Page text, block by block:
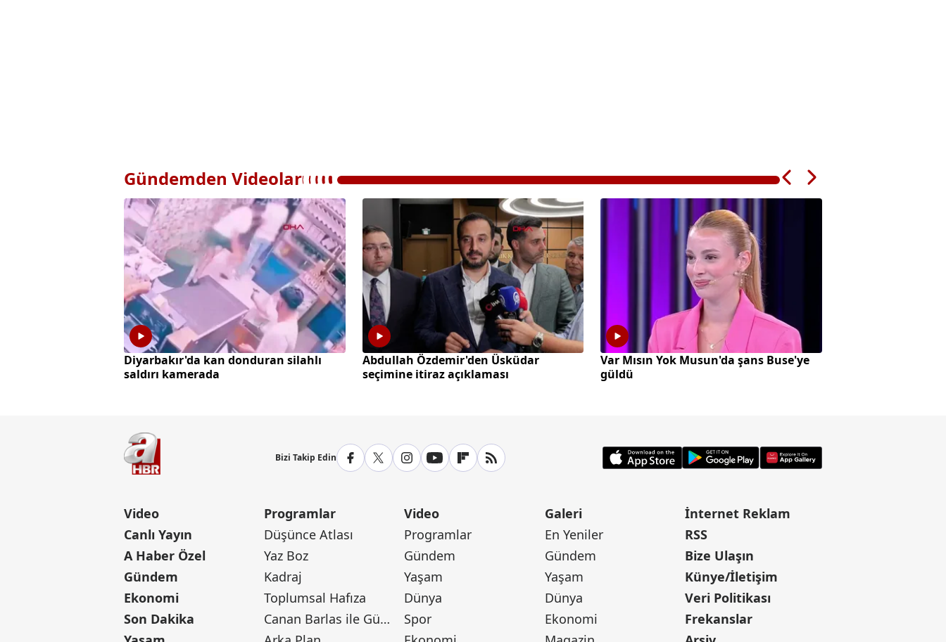
Gündemden Videolar
Diyarbakır'da kan donduran silahlı
saldırı kamerada
Abdullah Özdemir'den Üsküdar
seçimine itiraz açıklaması
Var Mısın Yok Musun'da şans Buse'ye
güldü
Bizi Takip Edin
Video
Canlı Yayın
A Haber Özel
Gündem
Ekonomi
Son Dakika
Programlar
Düşünce Atlası
Yaz Boz
Kadraj
Toplumsal Hafıza
Canan Barlas ile Gündem
Video
Programlar
Gündem
Yaşam
Dünya
Spor
Galeri
En Yeniler
Gündem
Yaşam
Dünya
Ekonomi
İnternet Reklam
RSS
Bize Ulaşın
Künye/İletişim
Veri Politikası
Frekanslar